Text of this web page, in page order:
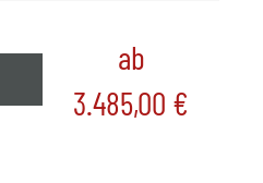
ab
3.485,00 €